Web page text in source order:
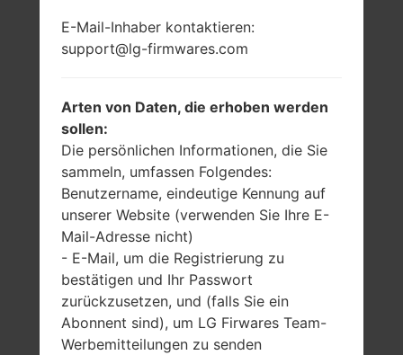
Körper Verhältnis)
480 x 854 Pixel
(~218 Dichte der
Pixel pro Zoll)
139 gramm (4.9
unzen)
entfernbar Li-Ion
1900 mAh
MSM8216
E-Mail-Inhaber kontaktieren:
support@lg-firmwares.com
Arten von Daten, die erhoben werden
sollen:
Die persönlichen Informationen, die Sie
sammeln, umfassen Folgendes:
Benutzername, eindeutige Kennung auf
unserer Website (verwenden Sie Ihre E-
Mail-Adresse nicht)
- E-Mail, um die Registrierung zu
bestätigen und Ihr Passwort
zurückzusetzen, und (falls Sie ein
Abonnent sind), um LG Firwares Team-
Werbemitteilungen zu senden